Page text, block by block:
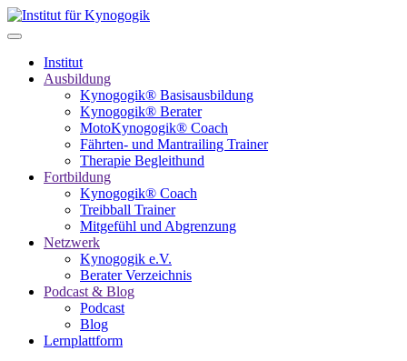
Institut
Ausbildung
Kynogogik® Basisausbildung
Kynogogik® Berater
MotoKynogogik® Coach
Fährten- und Mantrailing Trainer
Therapie Begleithund
Fortbildung
Kynogogik® Coach
Treibball Trainer
Mitgefühl und Abgrenzung
Netzwerk
Kynogogik e.V.
Berater Verzeichnis
Podcast & Blog
Podcast
Blog
Lernplattform